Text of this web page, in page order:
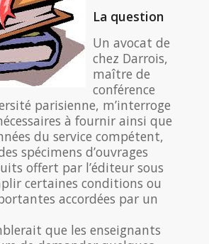
La question
Un avocat de
chez Darrois,
maître de
conférence
parisienne, m’interroge
à fournir ainsi que
du service compétent,
spécimens d’ouvrages
offert par l’éditeur sous
certaines conditions ou
accordées par un
que les enseignants